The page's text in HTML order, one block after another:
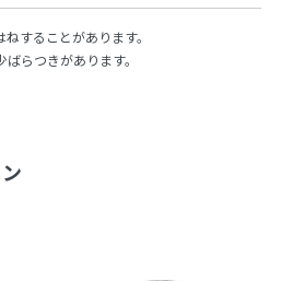
することがあります。
らつきがあります。